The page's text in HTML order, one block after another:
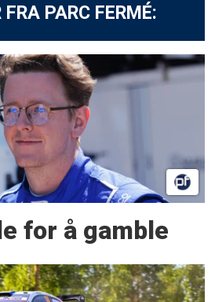
FRA PARC FERMÉ:
for å gamble